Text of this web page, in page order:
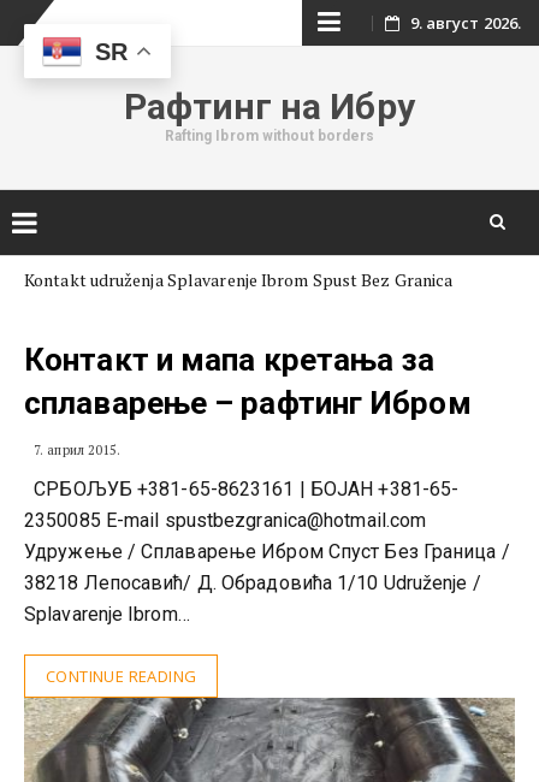
Skip
content
9. август 2026.
Рафтинг на Ибру
Rafting Ibrom without borders
Kontakt udruženja Splavarenje Ibrom Spust Bez Granica
Контакт и мапа кретања за
сплаварење – рафтинг Ибром
7. април 2015.
СРБОЉУБ +381-65-8623161 | БОЈАН +381-65-
2350085 E-mail spustbezgranica@hotmail.com
Удружење / Сплаварење Ибром Спуст Без Граница /
38218 Лепосавић/ Д. Обрадовића 1/10 Udruženje /
Splavarenje Ibrom…
CONTINUE READING
SR